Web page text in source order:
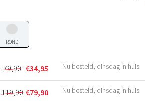
ROND
79,90
Oorspronkelijke
prijs
was:
€34,95
Huidige
prijs
is:
Nu besteld, dinsdag in huis
119,90
Oorspronkelijke
€79,90
Huidige Nu besteld, dinsdag in huis